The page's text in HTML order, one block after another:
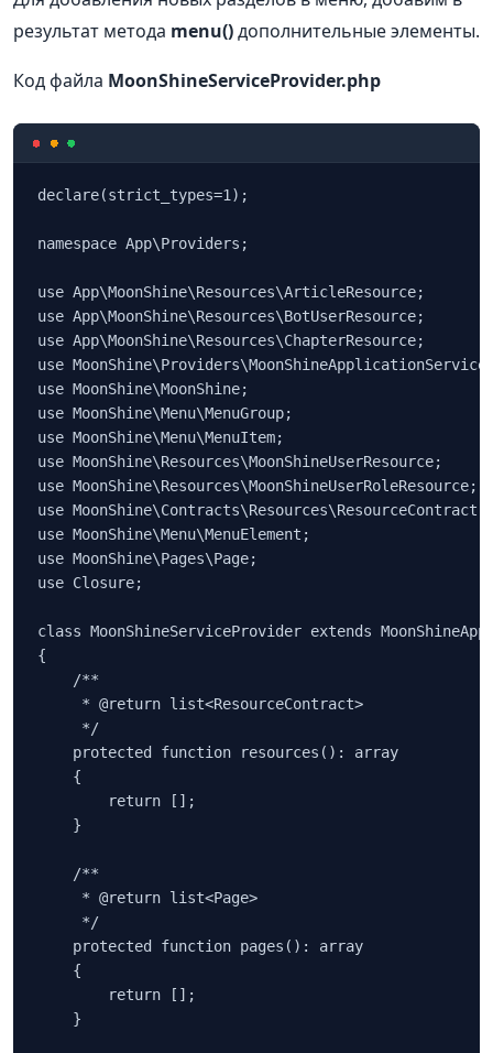
результат метода menu()дополнительные элементы.
Код файла MoonShineServiceProvider.php
declare(strict_types=1);
namespace App\Providers;
use App\MoonShine\Resources\ArticleResource;
use App\MoonShine\Resources\BotUserResource;
use App\MoonShine\Resources\ChapterResource;
use
use MoonShine\MoonShine;
use MoonShine\Menu\MenuGroup;
use MoonShine\Menu\MenuItem;
use MoonShine\Resources\MoonShineUserResource;
use MoonShine\Resources\MoonShineUserRoleResource;
use MoonShine\Contracts\Resources\ResourceContract;
use MoonShine\Menu\MenuElement;
use MoonShine\Pages\Page;
use Closure;
class MoonShineServiceProvider extends
{
    /**
     * @return list<ResourceContract>
     */
    protected function resources(): array
    {
        return [];
    }
    /**
     * @return list<Page>
     */
    protected function pages(): array
    {
        return [];
    }